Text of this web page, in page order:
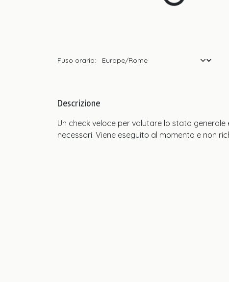
Fuso orario:
Descrizione
Un check veloce per valutare lo stato
necessari. Viene eseguito al momento e non